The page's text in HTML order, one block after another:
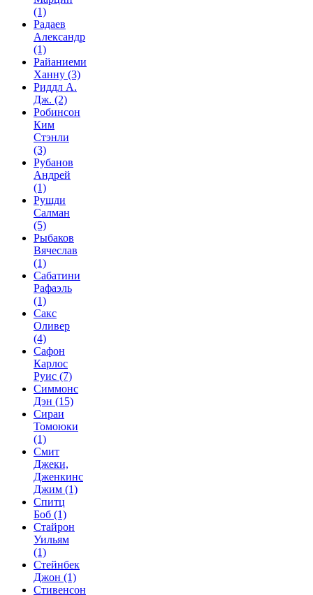
(1)
Радаев
Александр
(1)
Райаниеми
Ханну (3)
Риддл А.
Дж. (2)
Робинсон
Ким
Стэнли
(3)
Рубанов
Андрей
(1)
Рушди
Салман
(5)
Рыбаков
Вячеслав
(1)
Сабатини
Рафаэль
(1)
Сакс
Оливер
(4)
Сафон
Карлос
Руис (7)
Симмонс
Дэн (15)
Сираи
Томоюки
(1)
Смит
Джеки,
Дженкинс
Джим (1)
Спитц
Боб (1)
Стайрон
Уильям
(1)
Стейнбек
Джон (1)
Стивенсон